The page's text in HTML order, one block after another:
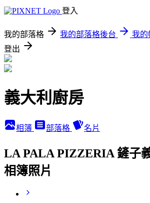
登入
我的部落格 我的部落格後台
我的
登出
義大利廚房
相簿 部落格 名片
LA PALA PIZZERIA 鏟子
相簿照片